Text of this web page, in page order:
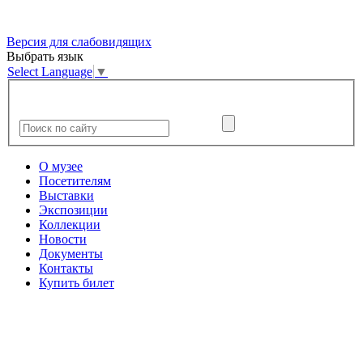
Версия для слабовидящих
Выбрать язык
Select Language ▼
О музее
Посетителям
Выставки
Экспозиции
Коллекции
Новости
Документы
Контакты
Купить билет